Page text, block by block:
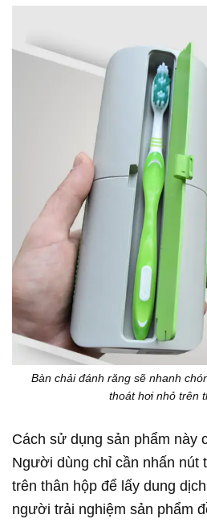
Bàn chải đánh răng sẽ nhanh
thoát hơi nhỏ trên
Cách sử dụng sản phẩm này
Người dùng chỉ cần nhấn nút
trên thân hộp để lấy dung
người trải nghiệm sản phẩm